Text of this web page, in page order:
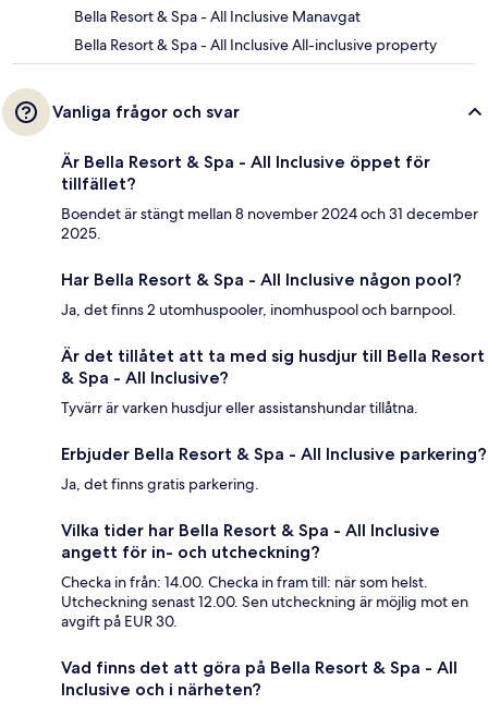
Bella Resort & Spa - All Inclusive Manavgat
Bella Resort & Spa - All Inclusive All-inclusive property
Vanliga frågor och svar
Är Bella Resort & Spa - All Inclusive öppet för
tillfället?
Boendet är stängt mellan 8 november 2024 och 31 december
2025.
Har Bella Resort & Spa - All Inclusive någon pool?
Ja, det finns 2 utomhuspooler, inomhuspool och barnpool.
Är det tillåtet att ta med sig husdjur till Bella Resort
& Spa - All Inclusive?
Tyvärr är varken husdjur eller assistanshundar tillåtna.
Erbjuder Bella Resort & Spa - All Inclusive parkering?
Ja, det finns gratis parkering.
Vilka tider har Bella Resort & Spa - All Inclusive
angett för in- och utcheckning?
Checka in från: 14.00. Checka in fram till: när som helst.
Utcheckning senast 12.00. Sen utcheckning är möjlig mot en
avgift på EUR 30.
Vad finns det att göra på Bella Resort & Spa - All
Inclusive och i närheten?